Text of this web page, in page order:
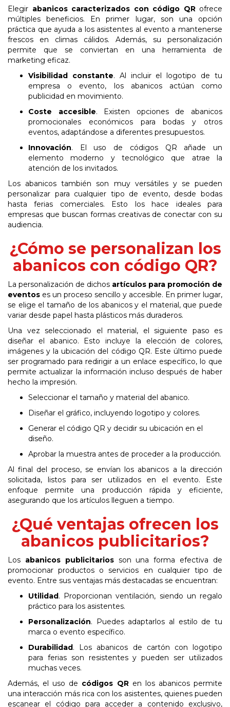
Elegir abanicos caracterizados con código QR ofrece
múltiples beneficios. En primer lugar, son una opción
práctica que ayuda a los asistentes al evento a mantenerse
frescos en climas
cálidos. Además, su
personalización
permite
que se conviertan en una herramienta
de
marketing eficaz.
Visibilidad constante. Al incluir el logotipo de tu
empresa
o evento, los
abanicos actúan como
publicidad en movimiento.
Coste
accesible. Existen opciones de
abanicos
promocionales
económicos para
bodas y otros
eventos, adaptándose a diferentes presupuestos.
Innovación. El uso de códigos QR añade
un
elemento
moderno y tecnológico
que atrae la
atención de los invitados.
Los abanicos también son muy versátiles y se pueden
personalizar para cualquier tipo de evento, desde bodas
hasta ferias comerciales. Esto los hace ideales para
empresas que buscan formas creativas de conectar con su
audiencia.
¿Cómo se personalizan los
abanicos con código QR?
La personalización de dichos artículos para promoción de
eventos es un proceso sencillo y accesible. En primer lugar,
se elige el tamaño de los abanicos y el material, que puede
variar desde papel hasta plásticos más duraderos.
Una vez seleccionado el material, el siguiente paso es
diseñar el abanico. Esto incluye la elección de colores,
imágenes y la ubicación del código QR. Este último puede
ser programado para redirigir a un enlace específico, lo que
permite actualizar la información incluso después de haber
hecho la impresión.
Seleccionar el tamaño y material del abanico.
Diseñar el gráfico, incluyendo logotipo y colores.
Generar el código QR y decidir su ubicación en el
diseño.
Aprobar la muestra antes de proceder a la producción.
Al final del proceso, se envían los abanicos a la dirección
solicitada, listos para ser utilizados en el evento. Este
enfoque permite una producción rápida y eficiente,
asegurando que los artículos lleguen a tiempo.
¿Qué ventajas ofrecen los
abanicos publicitarios?
Los abanicos publicitarios son una forma efectiva de
promocionar productos o servicios en cualquier tipo de
evento. Entre sus ventajas más destacadas se encuentran:
Utilidad. Proporcionan ventilación, siendo un regalo
práctico para los asistentes.
Personalización. Puedes adaptarlos al estilo de tu
marca o evento específico.
Durabilidad. Los abanicos de cartón con logotipo
para ferias son resistentes y pueden ser utilizados
muchas veces.
Además, el uso de códigos QR en los abanicos permite
una interacción más rica con los asistentes, quienes pueden
escanear el código para acceder a contenido exclusivo,